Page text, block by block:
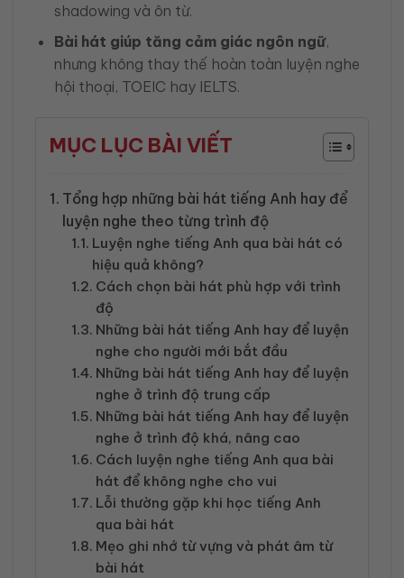
shadowing và ôn từ.
Bài hát giúp tăng cảm giác ngôn ngữ,
nhưng không thay thế hoàn toàn luyện nghe
hội thoại, TOEIC hay IELTS.
MỤC LỤC BÀI VIẾT
Tổng hợp những bài hát tiếng Anh hay để
luyện nghe theo từng trình độ
Luyện nghe tiếng Anh qua bài hát có
hiệu quả không?
Cách chọn bài hát phù hợp với trình
độ
Những bài hát tiếng Anh hay để luyện
nghe cho người mới bắt đầu
Những bài hát tiếng Anh hay để luyện
nghe ở trình độ trung cấp
Những bài hát tiếng Anh hay để luyện
nghe ở trình độ khá, nâng cao
Cách luyện nghe tiếng Anh qua bài
hát để không nghe cho vui
Lỗi thường gặp khi học tiếng Anh
qua bài hát
Mẹo ghi nhớ từ vựng và phát âm từ
bài hát